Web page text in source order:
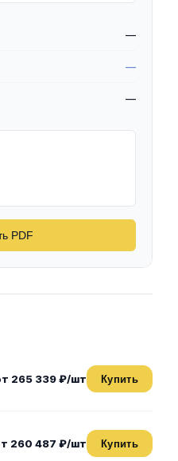
—
—
—
PDF
265 339 ₽/шт Купить
260 487 ₽/шт Купить